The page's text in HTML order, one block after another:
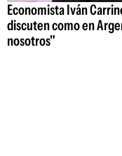
Economista Iván
discuten como en
nosotros"